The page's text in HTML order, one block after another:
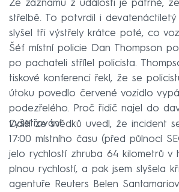
Ze záznamu z události je patrné,
střelbě. To potvrdil i devatenáctiletý
slyšel tři výstřely krátce poté, co
Šéf místní policie Dan Thompson
po pachateli střílel policista.
tiskové konferenci řekl, že se
útoku povedlo červené vozidlo
podezřelého. Proč řidič najel do
vyšetřování.
Další ze svědků uvedl, že incident
17:00 místního času (před půlnocí
jelo rychlostí zhruba 64 kilometrů v
plnou rychlostí, a pak jsem slyšela
agentuře Reuters Belen